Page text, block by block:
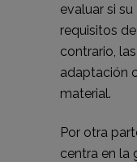
evaluar si
requisitos
contrario,
adaptación
material.
Por otra
centra en la